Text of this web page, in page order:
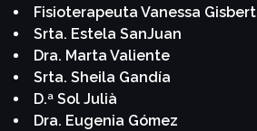
Fisioterapeuta Vanessa Gisbert
Srta. Estela SanJuan
Dra. Marta Valiente
Srta. Sheila Gandía
D.ª Sol Julià
Dra. Eugenia Gómez